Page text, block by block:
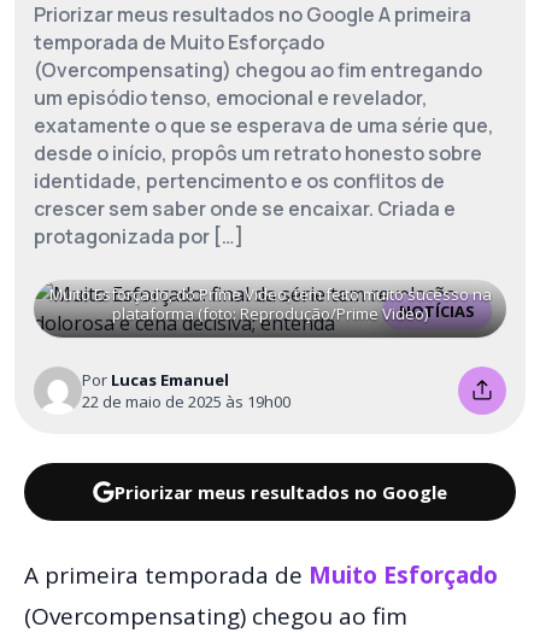
Priorizar meus resultados no Google A primeira
temporada de Muito Esforçado
(Overcompensating) chegou ao fim entregando
um episódio tenso, emocional e revelador,
exatamente o que se esperava de uma série que,
desde o início, propôs um retrato honesto sobre
identidade, pertencimento e os conflitos de
crescer sem saber onde se encaixar. Criada e
protagonizada por […]
NOTÍCIAS
Muito Esforçado, do Prime Video, tem feito muito sucesso na
plataforma (foto: Reprodução/Prime Video)
Por Lucas Emanuel
22 de maio de 2025 às 19h00
Priorizar meus resultados no Google
A primeira temporada de Muito Esforçado
(Overcompensating) chegou ao fim